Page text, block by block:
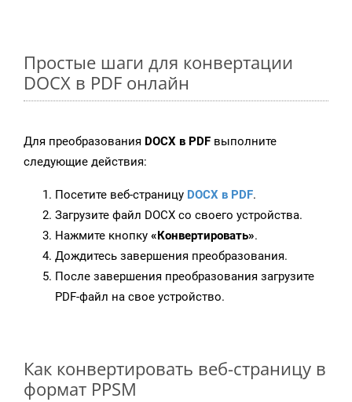
Простые шаги для конвертации
DOCX в PDF онлайн
Для преобразования DOCX в PDF выполните
следующие действия:
Посетите веб-страницу DOCX в PDF.
Загрузите файл DOCX со своего устройства.
Нажмите кнопку «Конвертировать».
Дождитесь завершения преобразования.
После завершения преобразования загрузите
PDF-файл на свое устройство.
Как конвертировать веб-страницу в
формат PPSM